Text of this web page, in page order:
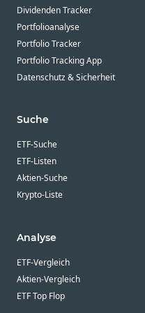
Dividenden Tracker
Portfolioanalyse
Portfolio Tracker
Portfolio Tracking App
Datenschutz & Sicherheit
Suche
ETF-Suche
ETF-Listen
Aktien-Suche
Krypto-Liste
Analyse
ETF-Vergleich
Aktien-Vergleich
ETF Top Flop